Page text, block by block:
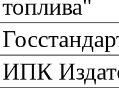
топлива"
ИПК